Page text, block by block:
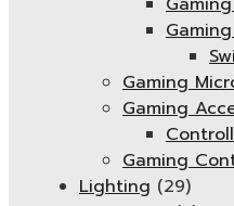
Gaming
Gaming
Gaming
Lighting (29)